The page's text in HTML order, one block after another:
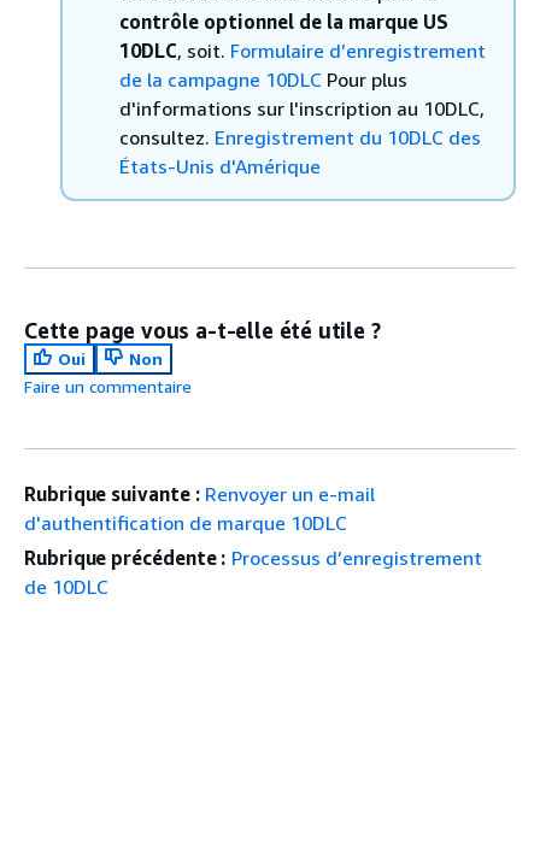
contrôle optionnel de la marque US
10DLC, soit. Formulaire d’enregistrement
de la campagne 10DLC Pour plus
d'informations sur l'inscription au 10DLC,
consultez. Enregistrement du 10DLC des
États-Unis d'Amérique
Cette page vous a-t-elle été utile ?
Oui
Non
Faire un commentaire
Rubrique suivante : Renvoyer un e-mail
d'authentification de marque 10DLC
Rubrique précédente : Processus d’enregistrement
de 10DLC